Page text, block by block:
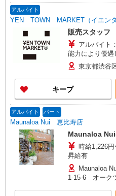
アルバイト
YEN TOWN MARKET（イエンタ
販売スタッフ
アルバイト
能力により優遇
東京都渋谷
キープ
アルバイト パート
Maunaloa Nui 恵比寿店
Maunaloa Nui
時給1,226
昇給有
Maunaloa
1-15-6 オーク